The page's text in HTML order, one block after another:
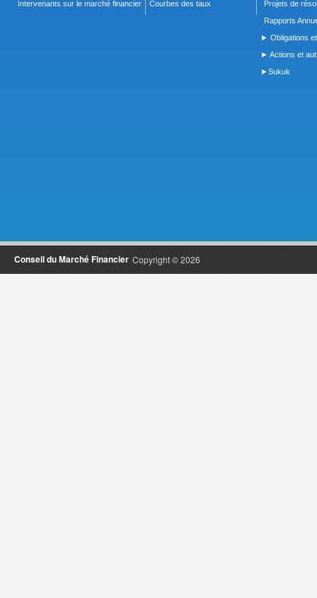
Intervenants sur le marché financier
Courbes des taux
Projets de
Rapports
► Obligations
► Actions et
►Sukuk
Copyright © 2026
Conseil du Marché Financier